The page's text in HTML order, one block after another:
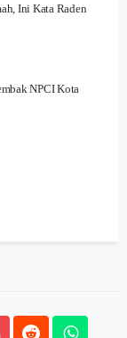
Ini Kata Raden
NPCI Kota